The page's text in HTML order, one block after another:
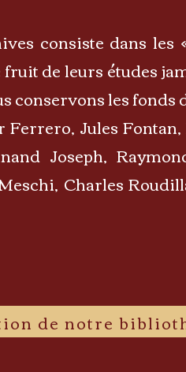
consiste dans
de leurs études
conservons les fonds
Jules
Joseph,
Charles
de notre